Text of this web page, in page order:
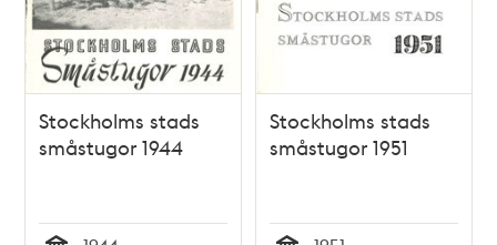
Stockholms stads
småstugor 1944
Stockholms stads
småstugor 1951